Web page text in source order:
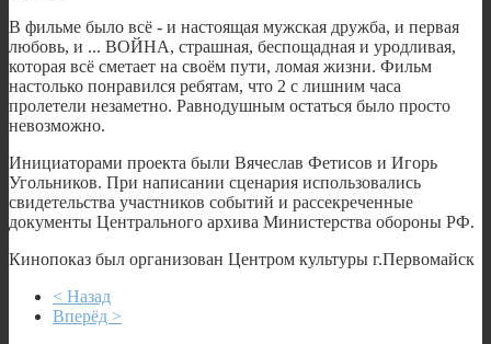
В фильме было всё - и настоящая мужская дружба, и первая
любовь, и ... ВОЙНА, страшная, беспощадная и уродливая,
которая всё сметает на своём пути, ломая жизни. Фильм
настолько понравился ребятам, что 2 с лишним часа
пролетели незаметно. Равнодушным остаться было просто
невозможно.
Инициаторами проекта были Вячеслав Фетисов и Игорь
Угольников. При написании сценария использовались
свидетельства участников событий и рассекреченные
документы Центрального архива Министерства обороны РФ.
Кинопоказ был организован Центром культуры г.Первомайск
< Назад
Вперёд >